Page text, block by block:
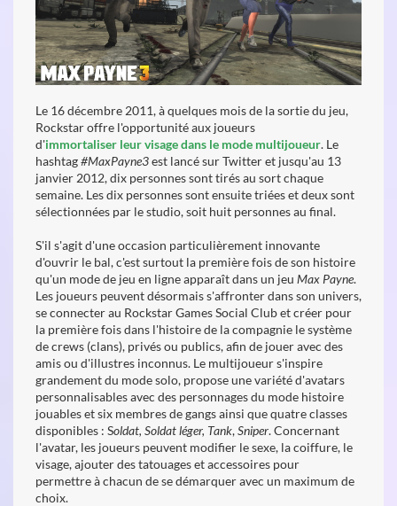
Le 16 décembre 2011, à quelques mois de la sortie du jeu,
Rockstar offre l'opportunité aux joueurs
d'immortaliser leur visage dans le mode multijoueur. Le
hashtag#MaxPayne3est lancé sur Twitter et jusqu'au 13
janvier 2012, dix personnes sont tirés au sort chaque
semaine. Les dix personnes sont ensuite triées et deux sont
sélectionnées par le studio, soit huit personnes au final.
S'il s'agit d'une occasion particulièrement innovante
d'ouvrir le bal, c'est surtout la première fois de son histoire
qu'un mode de jeu en ligne apparaît dans un jeu Max Payne.
Les joueurs peuvent désormais s'affronter dans son univers,
se connecter au Rockstar Games Social Club et créer pour
la première fois dans l'histoire de la compagnie le système
de crews (clans), privés ou publics, afin de jouer avec des
amis ou d'illustres inconnus. Le multijoueur s'inspire
grandement du mode solo, propose une variété d'avatars
personnalisables avec des personnages du mode histoire
jouables et six membres de gangs ainsi que quatre classes
disponibles : Soldat, Soldat léger, Tank,Sniper. Concernant
l'avatar, les joueurs peuvent modifier le sexe, la coiffure, le
visage, ajouter des tatouages et accessoires pour
permettre à chacun de se démarquer avec un maximum de
choix.